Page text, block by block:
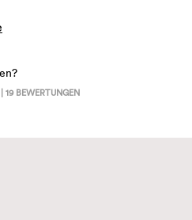
19 BEWERTUNGEN